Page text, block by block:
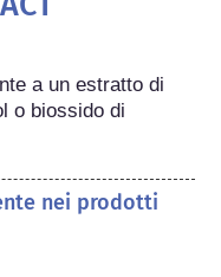
a un estratto di
o biossido di
nei prodotti